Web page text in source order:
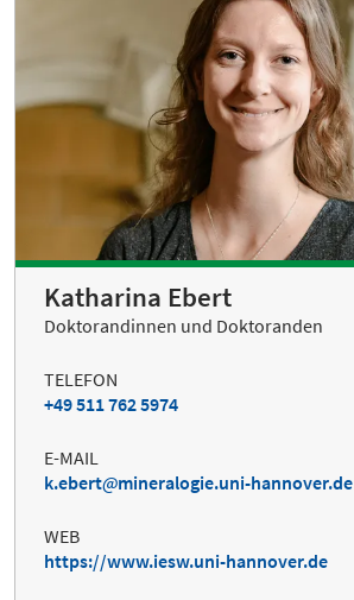
Katharina Ebert
Doktorandinnen und Doktoranden
TELEFON
+49 511 762 5974
E-MAIL
k.ebert
mineralogie.uni-hannover.de
WEB
https://www.iesw.uni-hannover.de